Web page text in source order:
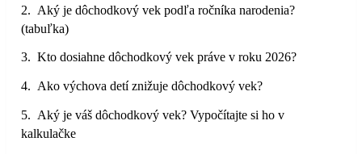
Aký je dôchodkový vek podľa ročníka narodenia?
(tabuľka)
Kto dosiahne dôchodkový vek práve v roku 2026?
Ako výchova detí znižuje dôchodkový vek?
Aký je váš dôchodkový vek? Vypočítajte si ho v
kalkulačke